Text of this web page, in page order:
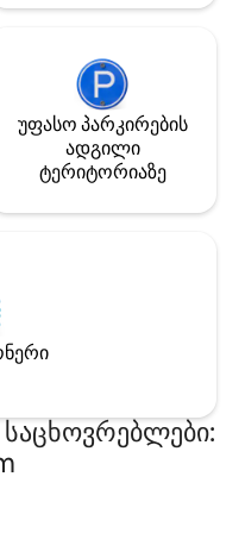
უფასო პარკირების
ადგილი
ტერიტორიაზე
საცხოვრებლები: